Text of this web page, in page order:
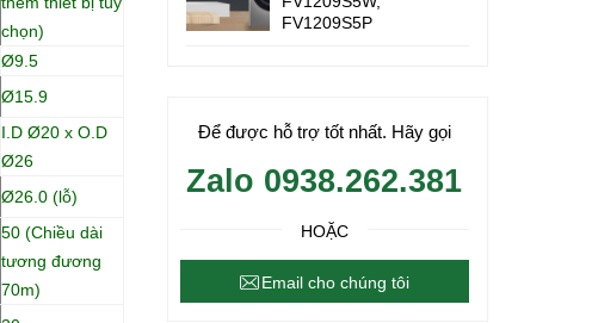
chọn)
Ø9.5
Ø15.9
I.D Ø20 x O.D
Ø26
Ø26.0 (lỗ)
50 (Chiều dài
tương đương
70m)
FV1209S5P
Để được hỗ trợ tốt nhất. Hãy gọi
Zalo 0938.262.381
HOẶC
Email cho chúng tôi